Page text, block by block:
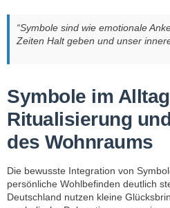
“Symbole sind wie emotionale
Zeiten Halt geben und unser
Symbole im
Ritualisierung
des Wohnraums
Die bewusste Integration von
persönliche Wohlbefinden deutlich
Deutschland nutzen kleine